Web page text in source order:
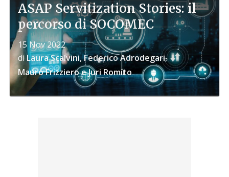
ASAP Servitization Stories: il
percorso di SOCOMEC
15 Nov 2022
diLaura Scalvini,Federico Adrodegari,
Mauro FrizzieroeJuri Romito